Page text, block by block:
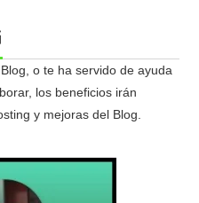
o te ha servido de ayuda
los beneficios irán
y mejoras del Blog.